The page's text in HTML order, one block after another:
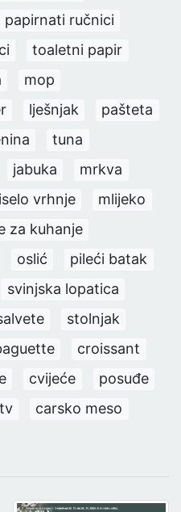
papirnati ručnici
toaletni papir
mop
lješnjak
pašteta
tuna
jabuka
mrkva
vrhnje
mlijeko
za kuhanje
oslić
pileći batak
svinjska lopatica
stolnjak
croissant
cvijeće
posuđe
tv
carsko meso